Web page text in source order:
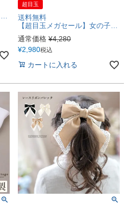
超目玉
送料無料
【超目玉メガセール】女の子靴 リボンキルトローファー[18 19 20 21 22 23 24 cm] フォーマルシューズ カジュアル キャサリンコテージ TAK
通常価格 ¥4,280
¥2,980税込
カートに入れる